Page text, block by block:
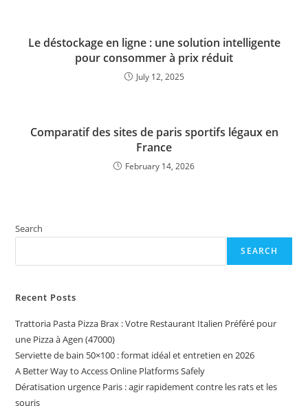
Le déstockage en ligne : une solution intelligente
pour consommer à prix réduit
July 12, 2025
Comparatif des sites de paris sportifs légaux en
France
February 14, 2026
Search
SEARCH
Recent Posts
Trattoria Pasta Pizza Brax : Votre Restaurant Italien Préféré pour
une Pizza à Agen (47000)
Serviette de bain 50×100 : format idéal et entretien en 2026
A Better Way to Access Online Platforms Safely
Dératisation urgence Paris : agir rapidement contre les rats et les
souris